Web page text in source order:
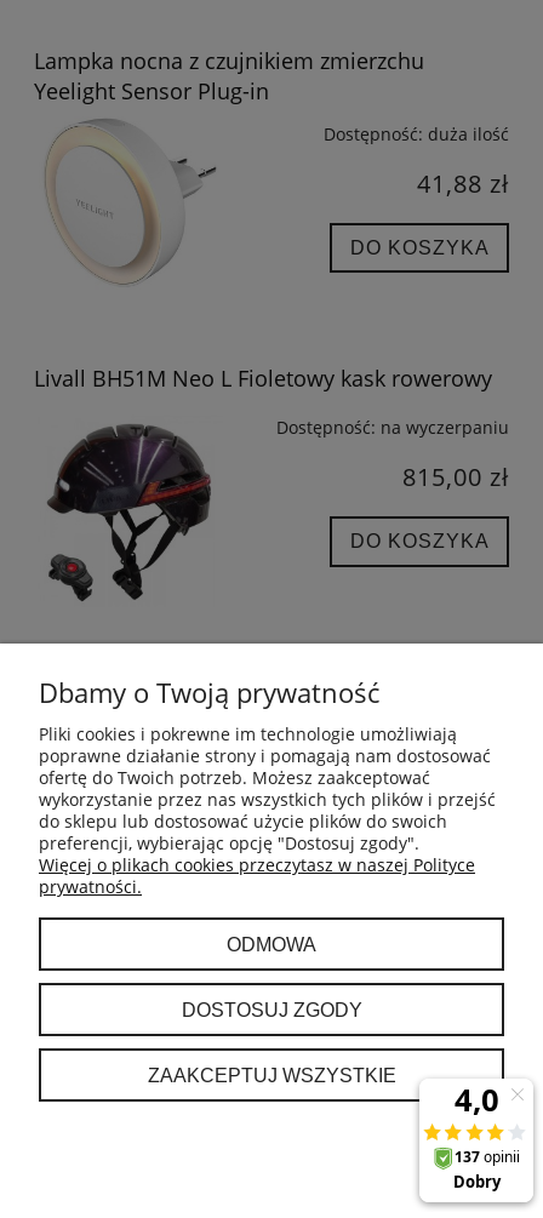
Lampka nocna z czujnikiem zmierzchu
Yeelight Sensor Plug-in
Dostępność: duża ilość
41,88 zł
DO KOSZYKA
Livall BH51M Neo L Fioletowy kask rowerowy
Dostępność: na wyczerpaniu
815,00 zł
DO KOSZYKA
Livall BH51M Neo L Różowy kask rowerowy
Dostępność: na wyczerpaniu
815,00 zł
DO KOSZYKA
Livall BH51M Neo L Szary kask rowerowy
Dostępność: na wyczerpaniu
815,00 zł
DO KOSZYKA
Dbamy o Twoją prywatność
Pliki cookies i pokrewne im technologie umożliwiają
poprawne działanie strony i pomagają nam dostosować
ofertę do Twoich potrzeb. Możesz zaakceptować
wykorzystanie przez nas wszystkich tych plików i przejść
do sklepu lub dostosować użycie plików do swoich
preferencji, wybierając opcję "Dostosuj zgody".
Więcej o plikach cookies przeczytasz w naszej Polityce
prywatności.
ODMOWA
DOSTOSUJ ZGODY
ZAAKCEPTUJ WSZYSTKIE